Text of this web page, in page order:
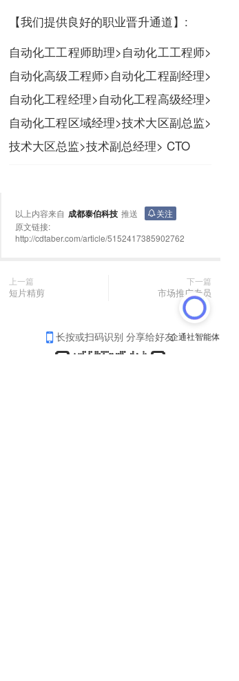
【我们提供良好的职业晋升通道】:
自动化工工程师助理>自动化工工程师>
自动化高级工程师>自动化工程副经理>
自动化工程经理>自动化工程高级经理>
自动化工程区域经理>技术大区副总监>
技术大区总监>技术副总经理> CTO
以上内容来自 成都泰伯科技 推送
关注
原文链接:
http://cdtaber.com/article/5152417385902762
上一篇
短片精剪
下一篇
市场推广专员
长按或扫码识别 分享给好友